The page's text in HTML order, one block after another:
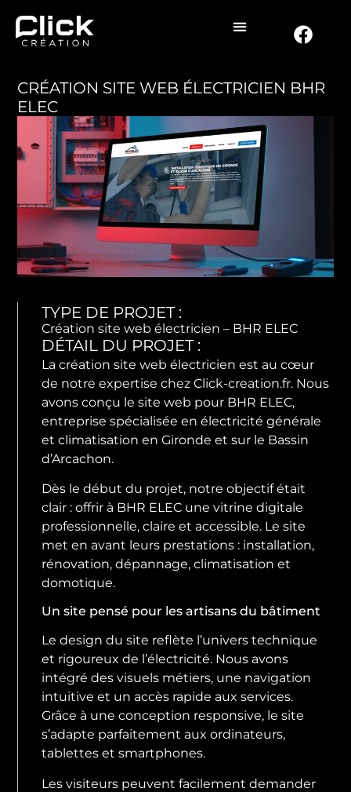
CRÉATION SITE WEB ÉLECTRICIEN BHR
ELEC
TYPE DE PROJET :
Création site web électricien – BHR ELEC
DÉTAIL DU PROJET :
La création site web électricien est au cœur
de notre expertise chez Click-creation.fr. Nous
avons conçu le site web pour BHR ELEC,
entreprise spécialisée en électricité générale
et climatisation en Gironde et sur le Bassin
d’Arcachon.
Dès le début du projet, notre objectif était
clair : offrir à BHR ELEC une vitrine digitale
professionnelle, claire et accessible. Le site
met en avant leurs prestations : installation,
rénovation, dépannage, climatisation et
domotique.
Un site pensé pour les artisans du bâtiment
Le design du site reflète l’univers technique
et rigoureux de l’électricité. Nous avons
intégré des visuels métiers, une navigation
intuitive et un accès rapide aux services.
Grâce à une conception responsive, le site
s’adapte parfaitement aux ordinateurs,
tablettes et smartphones.
Les visiteurs peuvent facilement demander